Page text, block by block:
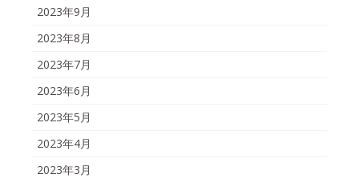
2023年9月
2023年8月
2023年7月
2023年6月
2023年5月
2023年4月
2023年3月